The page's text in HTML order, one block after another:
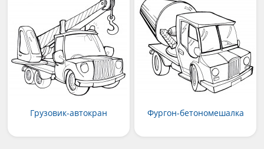
Грузовик-автокран Фургон-бетономешалка